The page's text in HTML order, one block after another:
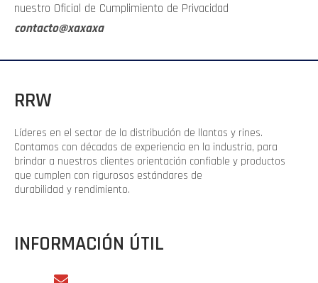
nuestro Oficial de Cumplimiento de Privacidad
contacto@xaxaxa
RRW
Líderes en el sector de la distribución de llantas y rines.
Contamos con décadas de experiencia en la industria, para
brindar a nuestros clientes orientación confiable y productos
que cumplen con rigurosos estándares de
durabilidad y rendimiento.
INFORMACIÓN ÚTIL